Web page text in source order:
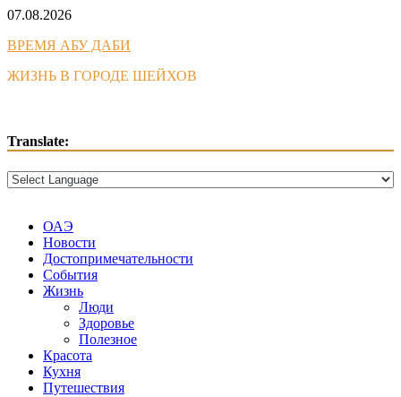
Skip
content
07.08.2026
ВРЕМЯ АБУ ДАБИ
ЖИЗНЬ В ГОРОДЕ ШЕЙХОВ
Translate:
ОАЭ
Новости
Достопримечательности
События
Жизнь
Люди
Здоровье
Полезное
Красота
Кухня
Путешествия